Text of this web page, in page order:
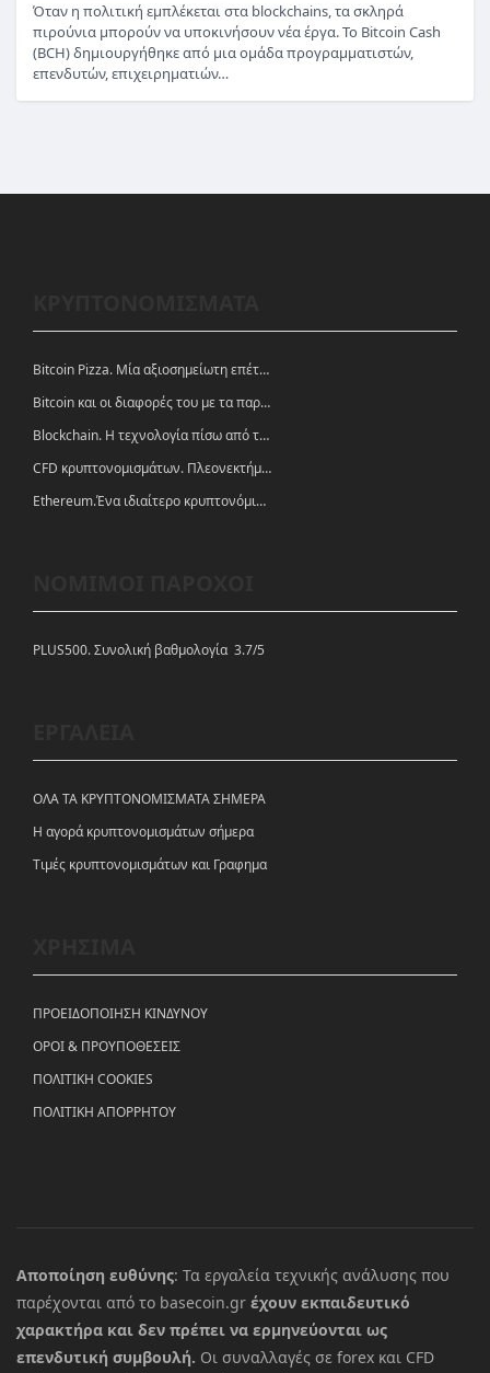
Όταν η πολιτική εμπλέκεται στα blockchains, τα σκληρά
πιρούνια μπορούν να υποκινήσουν νέα έργα. Το Bitcoin Cash
(BCH) δημιουργήθηκε από μια ομάδα προγραμματιστών,
επενδυτών, επιχειρηματιών…
Bitcoin Pizza. Μία αξιοσημείωτη επέτειος.
Bitcoin και οι διαφορές του με τα παραδοσιακά νομίσματα
Blockchain. Η τεχνολογία πίσω από τα κρυπτονομίσματα
CFD κρυπτονομισμάτων. Πλεονεκτήματα και ευκαιρίες
Ethereum.Ένα ιδιαίτερο κρυπτονόμισμα-πλατφόρμα
PLUS500. Συνολική βαθμολογία 3.7/5
ΟΛΑ ΤΑ ΚΡΥΠΤΟΝΟΜΙΣΜΑΤΑ ΣΗΜΕΡΑ
Η αγορά κρυπτονομισμάτων σήμερα
Tιμές κρυπτονομισμάτων και Γραφημα
ΠΡΟΕΙΔΟΠΟΙΗΣΗ ΚΙΝΔΥΝΟΥ
ΟΡΟΙ & ΠΡΟΥΠΟΘΕΣΕΙΣ
ΠΟΛΙΤΙΚΗ COOKIES
ΠΟΛΙΤΙΚΗ ΑΠΟΡΡΗΤΟΥ
Αποποίηση ευθύνης: Τα εργαλεία τεχνικής ανάλυσης που
παρέχονται από το basecoin.gr έχουν εκπαιδευτικό
χαρακτήρα και δεν πρέπει να ερμηνεύονται ως
επενδυτική συμβουλή. Οι συναλλαγές σε forex και CFD